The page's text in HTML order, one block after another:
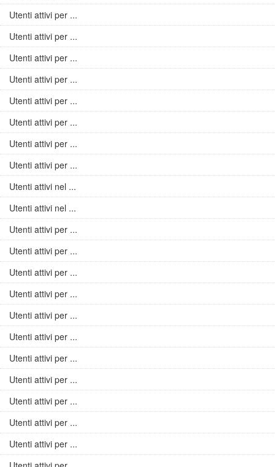
Utenti attivi per ...
Utenti attivi per ...
Utenti attivi per ...
Utenti attivi per ...
Utenti attivi per ...
Utenti attivi per ...
Utenti attivi per ...
Utenti attivi per ...
Utenti attivi nel ...
Utenti attivi nel ...
Utenti attivi per ...
Utenti attivi per ...
Utenti attivi per ...
Utenti attivi per ...
Utenti attivi per ...
Utenti attivi per ...
Utenti attivi per ...
Utenti attivi per ...
Utenti attivi per ...
Utenti attivi per ...
Utenti attivi per ...